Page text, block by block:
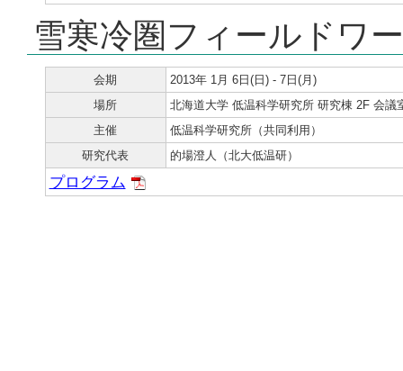
雪寒冷圏フィールドワ
会期
2013年 1月 6日(日) - 7日(月)
場所
北海道大学 低温科学研究所 研究棟 2F 会議
主催
低温科学研究所（共同利用）
研究代表
的場澄人（北大低温研）
プログラム